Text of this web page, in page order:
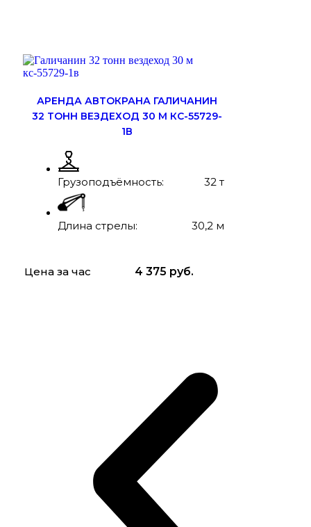
АРЕНДА АВТОКРАНА ГАЛИЧАНИН
32 ТОНН ВЕЗДЕХОД 30 М КС-55729-
1В
Грузоподъёмность: 32 т
Длина стрелы: 30,2 м
Цена за час 4 375 руб.